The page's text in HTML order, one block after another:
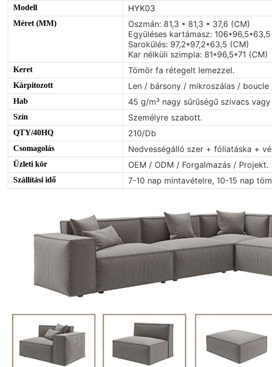
Modell HYK03
Méret (MM)
Oszmán: 81,3 * 81,3 * 37,6 (CM)
Együléses kartámasz: 106*96,5*63,5
Sarokülés: 97,2*97,2*63,5 (CM)
Kar nélküli szimpla: 81*96,5*71 (CM)
Keret Tömör fa rétegelt lemezzel.
Kárpitozott Len / bársony / mikroszálas /
Hab 45 g/m³ nagy sűrűségű szivacs
Szín Személyre szabott.
QTY/40HQ 210/Db
Csomagolás Nedvességálló szer + fóliatáska +
Üzleti kör OEM / ODM / Forgalmazás / Projekt.
Szállítási idő 7-10 nap mintavételre, 10-15 nap